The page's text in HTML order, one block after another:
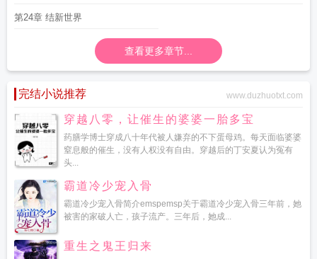
第24章 结新世界
查看更多章节...
完结小说推荐 www.duzhuotxt.com
穿越八零，让催生的婆婆一胎多宝
药膳学博士穿成八十年代被人嫌弃的不下蛋母鸡。每天面临婆婆
窒息般的催生，没有人权没有自由。穿越后的丁安夏认为冤有
头...
霸道冷少宠入骨
霸道冷少宠入骨简介emspemsp关于霸道冷少宠入骨三年前，她
被害的家破人亡，孩子流产。三年后，她成...
重生之鬼王归来